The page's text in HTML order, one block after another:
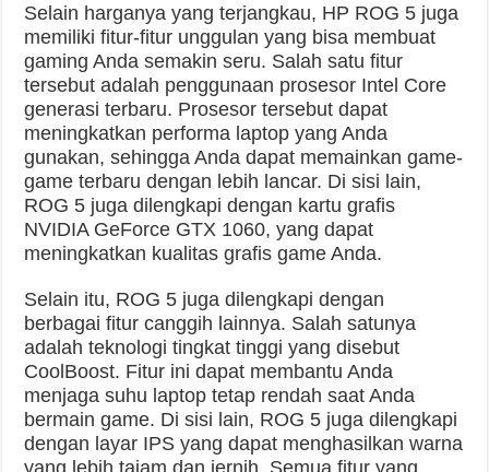
Selain harganya yang terjangkau, HP ROG 5 juga
memiliki fitur-fitur unggulan yang bisa membuat
gaming Anda semakin seru. Salah satu fitur
tersebut adalah penggunaan prosesor Intel Core
generasi terbaru. Prosesor tersebut dapat
meningkatkan performa laptop yang Anda
gunakan, sehingga Anda dapat memainkan game-
game terbaru dengan lebih lancar. Di sisi lain,
ROG 5 juga dilengkapi dengan kartu grafis
NVIDIA GeForce GTX 1060, yang dapat
meningkatkan kualitas grafis game Anda.
Selain itu, ROG 5 juga dilengkapi dengan
berbagai fitur canggih lainnya. Salah satunya
adalah teknologi tingkat tinggi yang disebut
CoolBoost. Fitur ini dapat membantu Anda
menjaga suhu laptop tetap rendah saat Anda
bermain game. Di sisi lain, ROG 5 juga dilengkapi
dengan layar IPS yang dapat menghasilkan warna
yang lebih tajam dan jernih. Semua fitur yang